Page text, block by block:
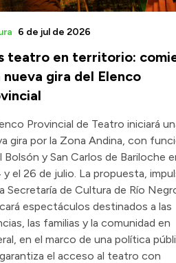
teatro en territorio:
nueva gira del Elenco
6 de jul de 2026
Provincial de Teatro iniciará
gira por la Zona Andina, con
Bolsón y San Carlos de Bariloche
y el 26 de julio. La propuesta,
Secretaría de Cultura de Río
espectáculos destinados a las
las familias y la comunidad en
en el marco de una política
el acceso al teatro con